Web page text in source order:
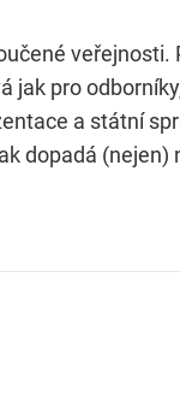
jak pro
a státní
dopadá (nejen)